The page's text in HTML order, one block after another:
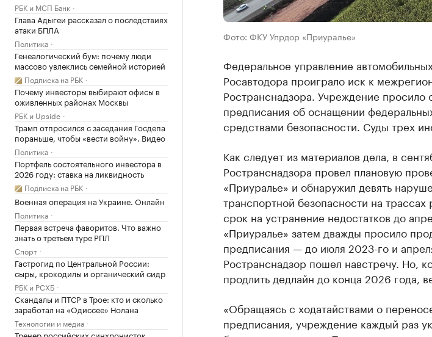
РБК и МСП Банк
Глава Адыгеи рассказал о последствиях
атаки БПЛА
Политика
Генеалогический бум: почему люди
массово увлеклись семейной историей
Подписка на РБК
Почему инвесторы выбирают офисы в
оживленных районах Москвы
РБК и Upside
Трамп отпросился с заседания Госдепа
пораньше, чтобы «вести войну». Видео
Политика
Портфель состоятельного инвестора в
2026 году: ставка на ликвидность
Подписка на РБК
Военная операция на Украине. Онлайн
Политика
Первая встреча фаворитов. Что важно
знать о третьем туре РПЛ
Спорт
Гастрогид по Центральной России:
сыры, крокодилы и органический сидр
РБК и РСХБ
Скандалы и ПТСР в Трое: кто и сколько
заработал на «Одиссее» Нолана
Технологии и медиа
Тренер российских синхронисток
Фото: ФКУ Упрдор «Приуралье»
Федеральное управление
Росавтодора проиграло иск к
Ространснадзора. Учреждение просило
предписания об оснащении
средствами безопасности. Суды трех
Как следует из материалов дела, в
Ространснадзора провел плановую
«Приуралье» и обнаружил девять
транспортной безопасности на
срок на устранение недостатков до
«Приуралье» затем дважды просило
предписания — до июля 2023-го и
Ространснадзор пошел навстречу. Но,
продлить дедлайн до конца 2026 года,
«Обращаясь с ходатайствами о
предписания, учреждение каждый раз